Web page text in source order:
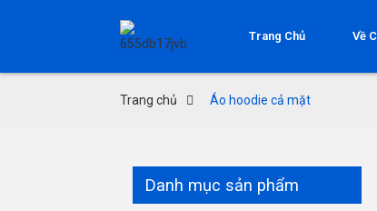
Trang Chủ Về
Trang chủ Áo hoodie cả mặt
Danh mục sản phẩm